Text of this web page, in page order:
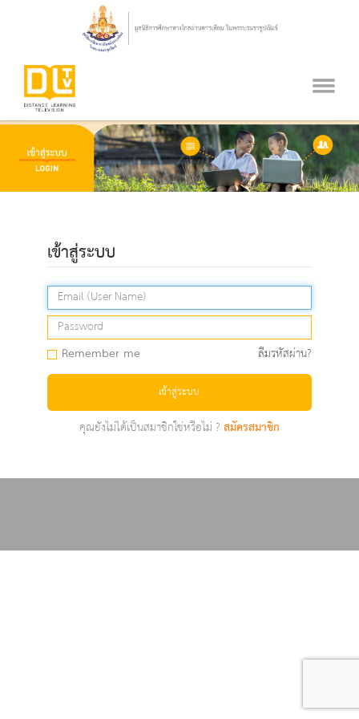
เข้าสู่ระบบ
Remember me ลืมรหัสผ่าน?
เข้าสู่ระบบ
คุณยังไม่ได้เป็นสมาชิกใช่หรือไม่ ?สมัครสมาชิก